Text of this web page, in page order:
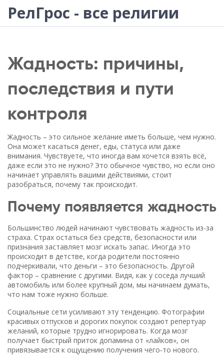
РелГрос - все религии
Жадность: причины,
последствия и пути
контроля
Жадность – это сильное желание иметь больше, чем нужно.
Она может касаться денег, еды, статуса или даже
внимания. Чувствуете, что иногда вам хочется взять всё,
даже если это не нужно? Это обычное чувство, но если оно
начинает управлять вашими действиями, стоит
разобраться, почему так происходит.
Почему появляется жадность
Большинство людей начинают чувствовать жадность из-за
страха. Страх остаться без средств, безопасности или
признания заставляет мозг искать запас. Иногда это
происходит в детстве, когда родители постоянно
подчеркивали, что деньги – это безопасность. Другой
фактор – сравнение с другими. Видя, как у соседа лучший
автомобиль или более крупный дом, мы начинаем думать,
что нам тоже нужно больше.
Социальные сети усиливают эту тенденцию. Фотографии
красивых отпусков и дорогих покупок создают репертуар
желаний, которые трудно игнорировать. Когда мозг
получает быстрый приток допамина от «лайков», он
привязывается к ощущению получения чего‑то нового.